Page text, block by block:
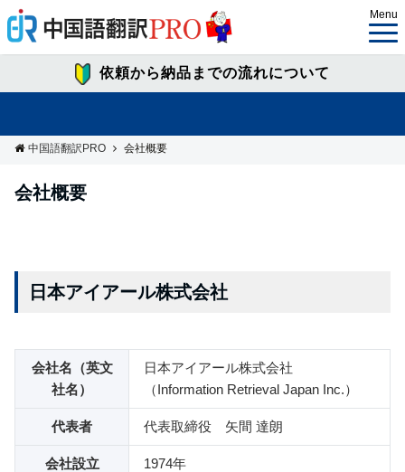
Menu
依頼から納品までの流れについて
中国語翻訳PRO 会社概要
会社概要
日本アイアール株式会社
会社名（英文
社名）
日本アイアール株式会社
（Information Retrieval Japan Inc.）
代表者 代表取締役 矢間 達朗
会社設立 1974年